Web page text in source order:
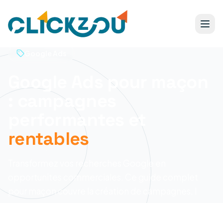
Google Ads pour maçon
: campagnes
performantes et
rentables
Transformez vos recherches Google en
opportunites commerciales. Ce guide complet
pour maçon couvre la création de campagnes, l